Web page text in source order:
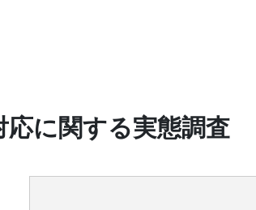
に関する実態調査